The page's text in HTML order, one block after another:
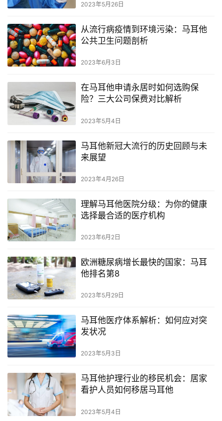
2023年5月26日
从流行病疫情到环境污染：马耳他
公共卫生问题剖析
2023年6月3日
在马耳他申请永居时如何选购保
险？三大公司保费对比解析
2023年5月4日
马耳他新冠大流行的历史回顾与未
来展望
2023年4月26日
理解马耳他医院分级：为你的健康
选择最合适的医疗机构
2023年6月2日
欧洲糖尿病增长最快的国家：马耳
他排名第8
2023年5月29日
马耳他医疗体系解析：如何应对突
发状况
2023年5月3日
马耳他护理行业的移民机会：居家
看护人员如何移居马耳他
2023年5月4日